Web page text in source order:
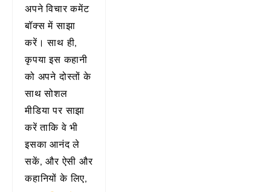
अपने विचार कमेंट
बॉक्स में साझा
करें। साथ ही,
कृपया इस कहानी
को अपने दोस्तों के
साथ सोशल
मीडिया पर साझा
करें ताकि वे भी
इसका आनंद ले
सकें, और ऐसी और
कहानियों के लिए,